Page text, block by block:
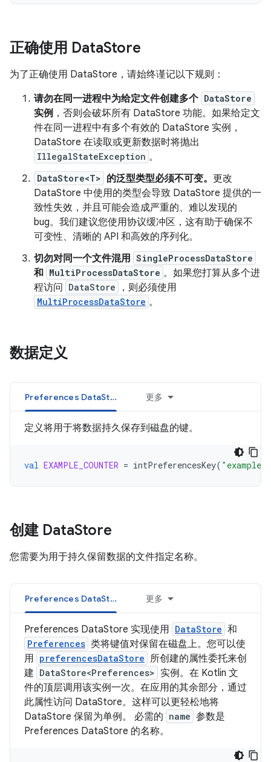
正确使用 DataStore
为了正确使用 DataStore，请始终谨记以下规则：
请勿在同一进程中为给定文件创建多个 DataStore
实例 ，否则会破坏所有 DataStore 功能。如果给定文
件在同一进程中有多个有效的 DataStore 实例，
DataStore 在读取或更新数据时将抛出
IllegalStateException 。
DataStore<T> 的泛型类型必须不可变。 更改
DataStore 中使用的类型会导致 DataStore 提供的一
致性失效，并且可能会造成严重的、难以发现的
bug。我们建议您使用协议缓冲区，这有助于确保不
可变性、清晰的 API 和高效的序列化。
切勿对同一个文件混用 SingleProcessDataStore
和 MultiProcessDataStore 。如果您打算从多个进
程访问
DataStore ，则必须使用
MultiProcessDataStore 。
数据定义
Preferences DataStore 更多
定义将用于将数据持久保存到磁盘的键。
val EXAMPLE_COUNTER = intPreferencesKey(
创建 DataStore
您需要为用于持久保留数据的文件指定名称。
Preferences DataStore 更多
Preferences DataStore 实现使用 DataStore 和
Preferences 类将键值对保留在磁盘上。您可以使
用 preferencesDataStore 所创建的属性委托来创
建 DataStore<Preferences> 实例。在 Kotlin 文
件的顶层调用该实例一次。在应用的其余部分，通过
此属性访问 DataStore。这样可以更轻松地将
DataStore 保留为单例。 必需的 name 参数是
Preferences DataStore 的名称。